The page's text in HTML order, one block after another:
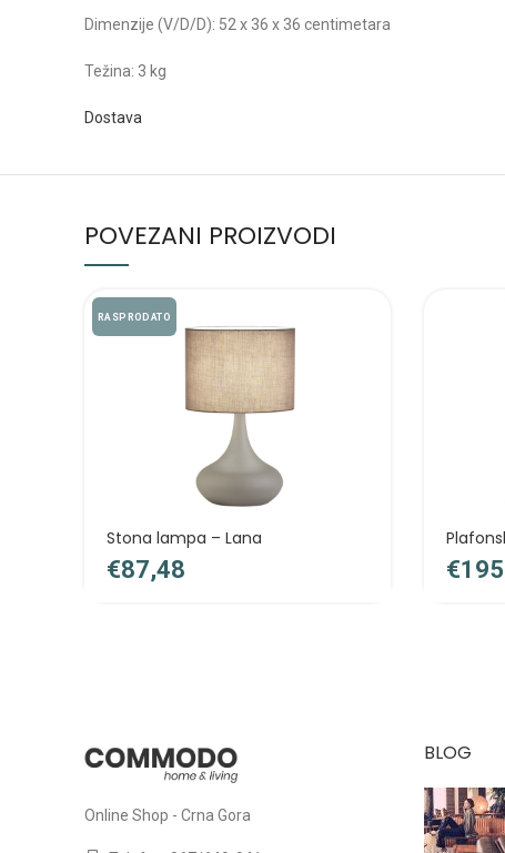
Dimenzije (V/D/D): 52 x 36 x 36 centimetara
Težina: 3 kg
Dostava
POVEZANI PROIZVODI
RASPRODATO
Stona lampa – Lana
€ €
Online Shop - Crna Gora
BLOG